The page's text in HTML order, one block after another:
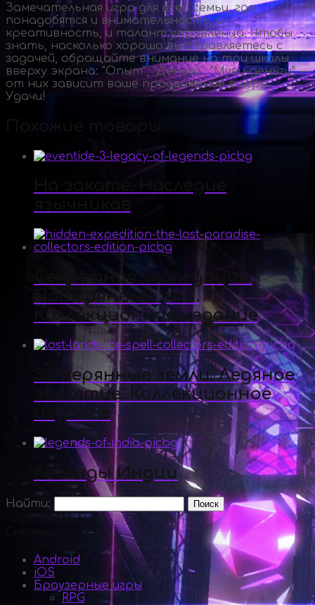
Замечательная игра для всей семьи, где
понадобятся и внимательность, и
креативность, и талант управленца. Чтобы
знать, насколько хорошо вы справляетесь с
задачей, обращайте внимание на три шкалы
вверху экрана: "Опыт", "Деньги", "Муви-деньги" —
от них зависит ваше продвижение в игре.
Удачи!
Секретная экспедиция.
Потерянный рай.
Коллекционное издание
Затерянные земли. Ледяное
заклятие. Коллекционное
издание
Легенды Индии
Найти:
Android
iOS
Браузерные игры
RPG